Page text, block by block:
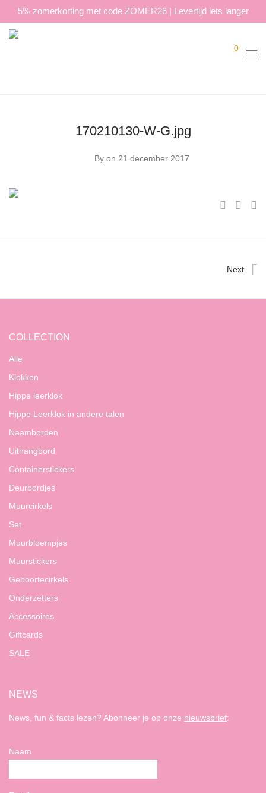
5% zomerkorting met code ZOMER26 | Levertijd iets langer
0
170210130-W-G.jpg
By on 21 december 2017
Next
COLLECTION
Alle
Klokken
Hippe leerklok
Hippe Leerklok in andere talen
Naamborden
Uithangbord
Containerstickers
Deurbordjes
Muurcirkels
Set
Muurbloempjes
Muurstickers
Geboortecirkels
Onderzetters
Accessoires
Giftcards
SALE
NEWS
News, fun & facts lezen? Abonneer je op onze nieuwsbrief:
Naam